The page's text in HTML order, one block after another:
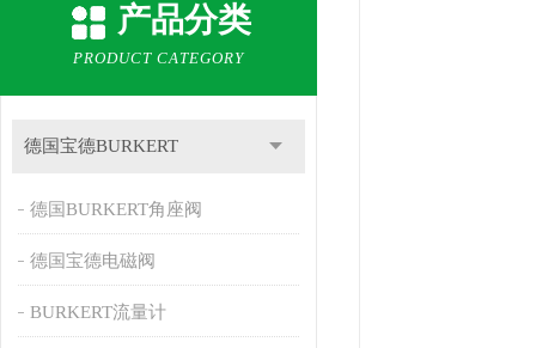
产品分类
PRODUCT CATEGORY
德国宝德BURKERT
德国BURKERT角座阀
德国宝德电磁阀
BURKERT流量计